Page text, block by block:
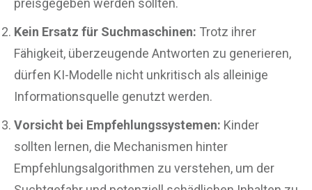
preisgegeben werden sollten.
Kein Ersatz für Suchmaschinen: Trotz ihrer
Fähigkeit, überzeugende Antworten zu generieren,
dürfen KI-Modelle nicht unkritisch als alleinige
Informationsquelle genutzt werden.
Vorsicht bei Empfehlungssystemen: Kinder
sollten lernen, die Mechanismen hinter
Empfehlungsalgorithmen zu verstehen, um der